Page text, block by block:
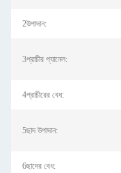
2উপাদান:
3প্রাচীর প্যানেল:
4প্রাচীরের বেধ:
5ছাদ উপাদান:
6ছাদের বেধ: